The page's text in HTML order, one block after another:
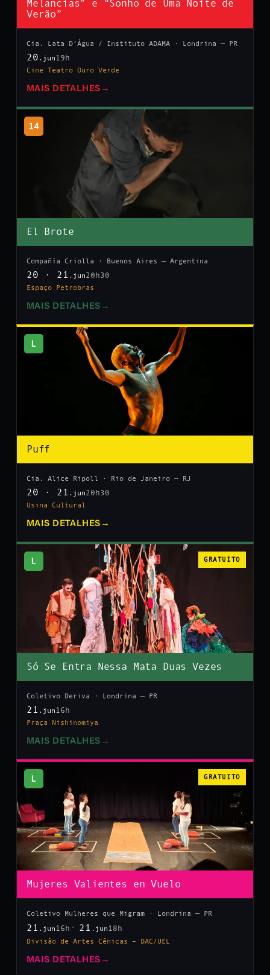
Melancias” e “Sonho de Uma Noite de
Verão”
Cia. Lata D’Água / Instituto ADAMA · Londrina — PR
20 .jun 19h
Cine Teatro Ouro Verde
MAIS DETALHES →
14
El Brote
Compañía Criolla · Buenos Aires — Argentina
20 · 21 .jun20h30
Espaço Petrobras
MAIS DETALHES →
L
Puff
Cia. Alice Ripoll · Rio de Janeiro — RJ
20 · 21 .jun20h30
Usina Cultural
MAIS DETALHES →
L GRATUITO
Só Se Entra Nessa Mata Duas Vezes
Coletivo Deriva · Londrina — PR
21 .jun 16h
Praça Nishinomiya
MAIS DETALHES →
L GRATUITO
Mujeres Valientes en Vuelo
Coletivo Mulheres que Migram · Londrina — PR
21 .jun 16h 21 .jun 18h
Divisão de Artes Cênicas – DAC/UEL
MAIS DETALHES →